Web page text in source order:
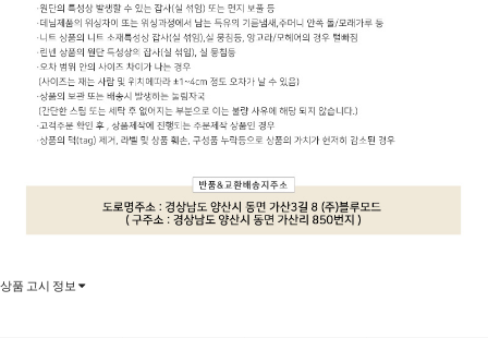
상품 고시 정보